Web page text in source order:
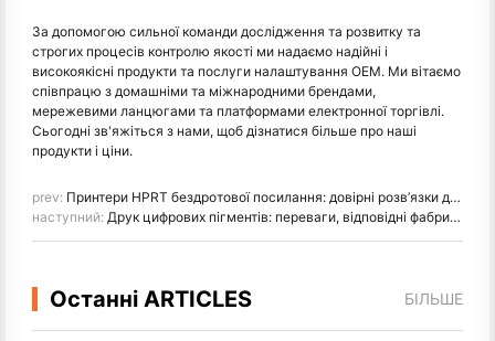
За допомогою сильної команди дослідження та розвитку та
строгих процесів контролю якості ми надаємо надійні і
високоякісні продукти та послуги налаштування ОЕМ. Ми вітаємо
співпрацю з домашніми та міжнародними брендами,
мережевими ланцюгами та платформами електронної торгівлі.
Сьогодні зв'яжіться з нами, щоб дізнатися більше про наші
продукти і ціни.
prev: Принтери HPRT бездротової посилання: довірні розв’язки для дистрибуторів і перепродавців
наступний: Друк цифрових пігментів: переваги, відповідні фабрики, порівняння з друком кольорового кольору (2024)
Останні ARTICLES БІЛЬШЕ